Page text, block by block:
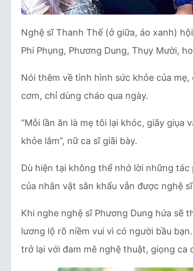
Nghệ sĩ Thanh Thế (ở giữa, áo xanh)
Phi Phụng, Phương Dung, Thụy Mười,
Nói thêm về tình hình sức khỏe của
cơm, chỉ dùng cháo qua ngày.
“Mỗi lần ăn là mẹ tôi lại khóc, giãy giụa
khỏe lắm”, nữ ca sĩ giãi bày.
Dù hiện tại không thể nhớ lời những
của nhân vật sân khấu vẫn được nghệ
Khi nghe nghệ sĩ Phương Dung hứa sẽ
lương lộ rõ niềm vui vì có người bầu
trở lại với đam mê nghệ thuật, giọng ca